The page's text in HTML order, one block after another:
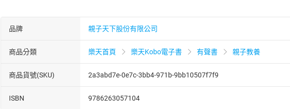
品牌 親子天下股份有限公司
商品分類 樂天首頁 樂天Kobo電子書 有聲書 親子教養
商品貨號(SKU) 2a3abd7e-0e7c-3bb4-971b-9bb10507f7f9
ISBN 9786263057104